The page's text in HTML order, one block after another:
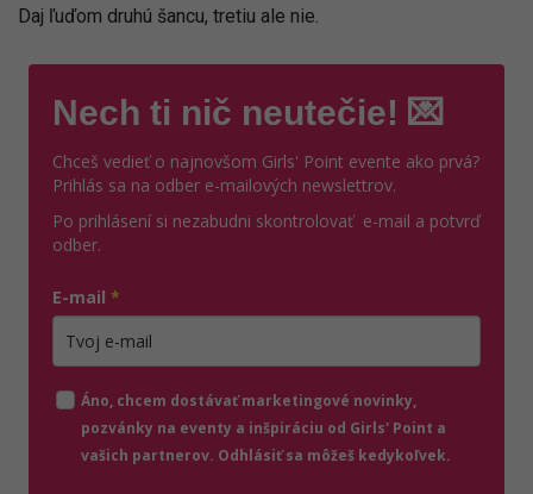
Daj ľuďom druhú šancu, tretiu ale nie.
Nech ti nič neutečie! 💌
Chceš vedieť o najnovšom Girls' Point evente ako prvá?
Prihlás sa na odber e-mailových newslettrov.
Po prihlásení si nezabudni skontrolovať e-mail a potvrď
odber.
E-mail *
Áno, chcem dostávať marketingové novinky,
pozvánky na eventy a inšpiráciu od Girls' Point a
vašich partnerov. Odhlásiť sa môžeš kedykoľvek.